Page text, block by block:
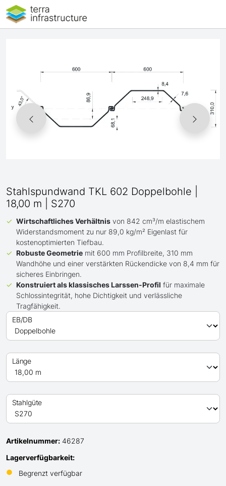
Stahlspundwand TKL 602 Doppelbohle |
18,00 m | S270
Wirtschaftliches Verhältnis von 842 cm³/m elastischem
Widerstandsmoment zu nur 89,0 kg/m² Eigenlast für
kostenoptimierten Tiefbau.
Robuste Geometrie mit 600 mm Profilbreite, 310 mm
Wandhöhe und einer verstärkten Rückendicke von 8,4 mm für
sicheres Einbringen.
Konstruiert als klassisches Larssen-Profil für maximale
Schlossintegrität, hohe Dichtigkeit und verlässliche
Tragfähigkeit.
EB/DB
Länge
Stahlgüte
Artikelnummer: 46287
Lagerverfügbarkeit:
●
Begrenzt verfügbar